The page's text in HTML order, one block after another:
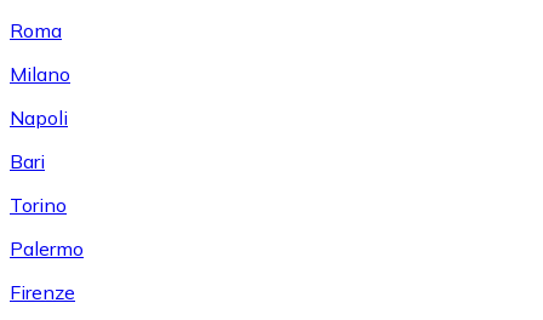
Roma
Milano
Napoli
Bari
Torino
Palermo
Firenze